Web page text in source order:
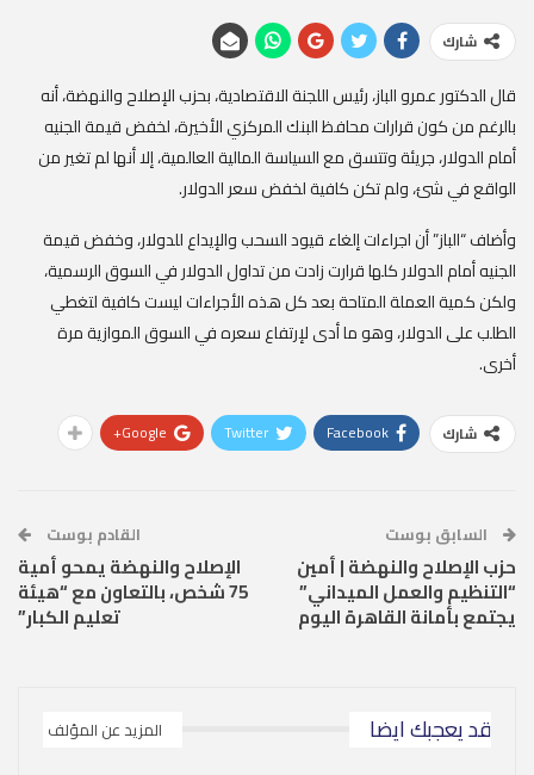
شارك
قال الدكتور عمرو الباز، رئيس اللجنة الاقتصادية، بحزب الإصلاح والنهضة، أنه
بالرغم من كون قرارات محافظ البنك المركزي الأخيرة، لخفض قيمة الجنيه
أمام الدولار، جريئة وتتسق مع السياسة المالية العالمية، إلا أنها لم تغير من
الواقع في شئ، ولم تكن كافية لخفض سعر الدولار.
وأضاف “الباز” أن اجراءات إلغاء قيود السحب والإيداع للدولار، وخفض قيمة
الجنيه أمام الدولار كلها قرارت زادت من تداول الدولار في السوق الرسمية،
ولكن كمية العملة المتاحة بعد كل هذه الأجراءات ليست كافية لتغطي
الطلب على الدولار، وهو ما أدى لإرتفاع سعره في السوق الموازية مرة
أخرى.
شارك Facebook
Twitter
Google+
السابق بوست
حزب الإصلاح والنهضة | أمين
“التنظيم والعمل الميداني”
يجتمع بأمانة القاهرة اليوم
القادم بوست
الإصلاح والنهضة يمحو أمية
75 شخص، بالتعاون مع “هيئة
تعليم الكبار”
قد يعجبك ايضا المزيد عن المؤلف